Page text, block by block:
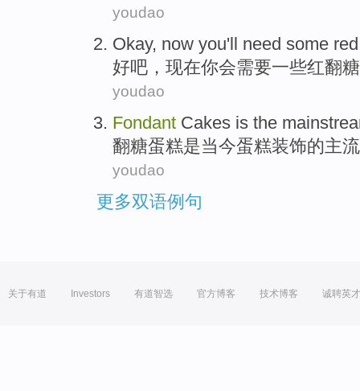
youdao
Okay, now you'll need some red
好吧 ， 现在你会需要一些红翻糖
youdao
Fondant Cakes is the
翻糖蛋糕是当今蛋糕装饰的主
youdao
更多双语例句
关于有道 Investors 有道智选 官方博客 技术博客 诚聘英才